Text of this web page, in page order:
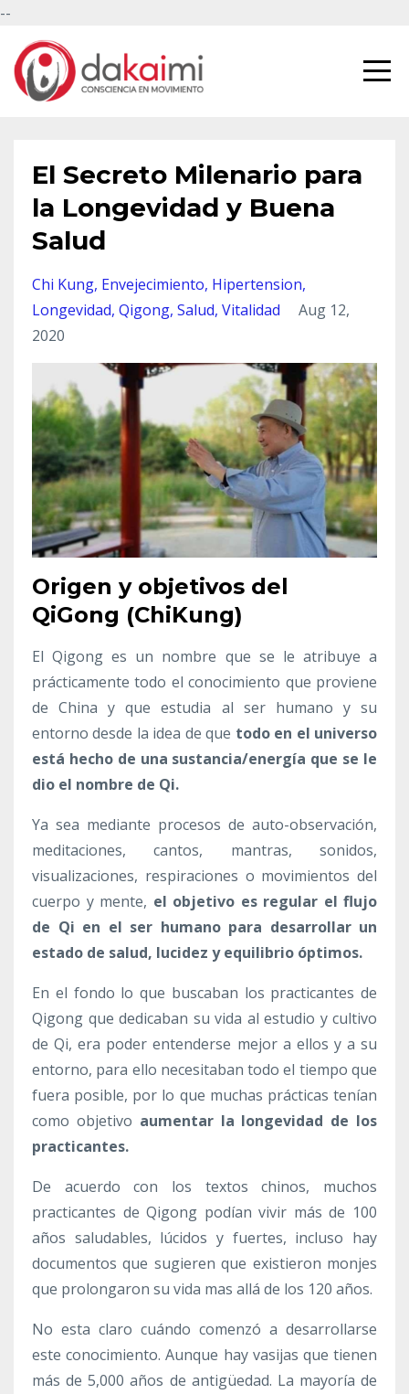
--
El Secreto Milenario para
la Longevidad y Buena
Salud
Chi Kung Envejecimiento Hipertension
Longevidad Qigong Salud Vitalidad
Aug 12,
2020
Origen y objetivos del
QiGong (ChiKung)
El Qigong es un nombre que se le atribuye a
prácticamente todo el conocimiento que proviene
de China y que estudia al ser humano y su
entorno desde la idea de que todo en el universo
está hecho de una sustancia/energía que se le
dio el nombre de Qi.
Ya sea mediante procesos de auto-observación,
meditaciones, cantos, mantras, sonidos,
visualizaciones, respiraciones o movimientos del
cuerpo y mente, el objetivo es regular el flujo
de Qi en el ser humano para desarrollar un
estado de salud, lucidez y equilibrio óptimos.
En el fondo lo que buscaban los practicantes de
Qigong que dedicaban su vida al estudio y cultivo
de Qi, era poder entenderse mejor a ellos y a su
entorno, para ello necesitaban todo el tiempo que
fuera posible, por lo que muchas prácticas tenían
como objetivo aumentar la longevidad de los
practicantes.
De acuerdo con los textos chinos, muchos
practicantes de Qigong podían vivir más de 100
años saludables, lúcidos y fuertes, incluso hay
documentos que sugieren que existieron monjes
que prolongaron su vida mas allá de los 120 años.
No esta claro cuándo comenzó a desarrollarse
este conocimiento. Aunque hay vasijas que tienen
más de 5,000 años de antigüedad. La mayoría de